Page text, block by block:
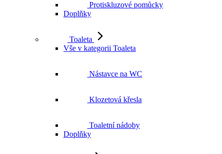
Protiskluzové pomůcky
Doplňky
Toaleta
Vše v kategorii Toaleta
Nástavce na WC
Klozetová křesla
Toaletní nádoby
Doplňky